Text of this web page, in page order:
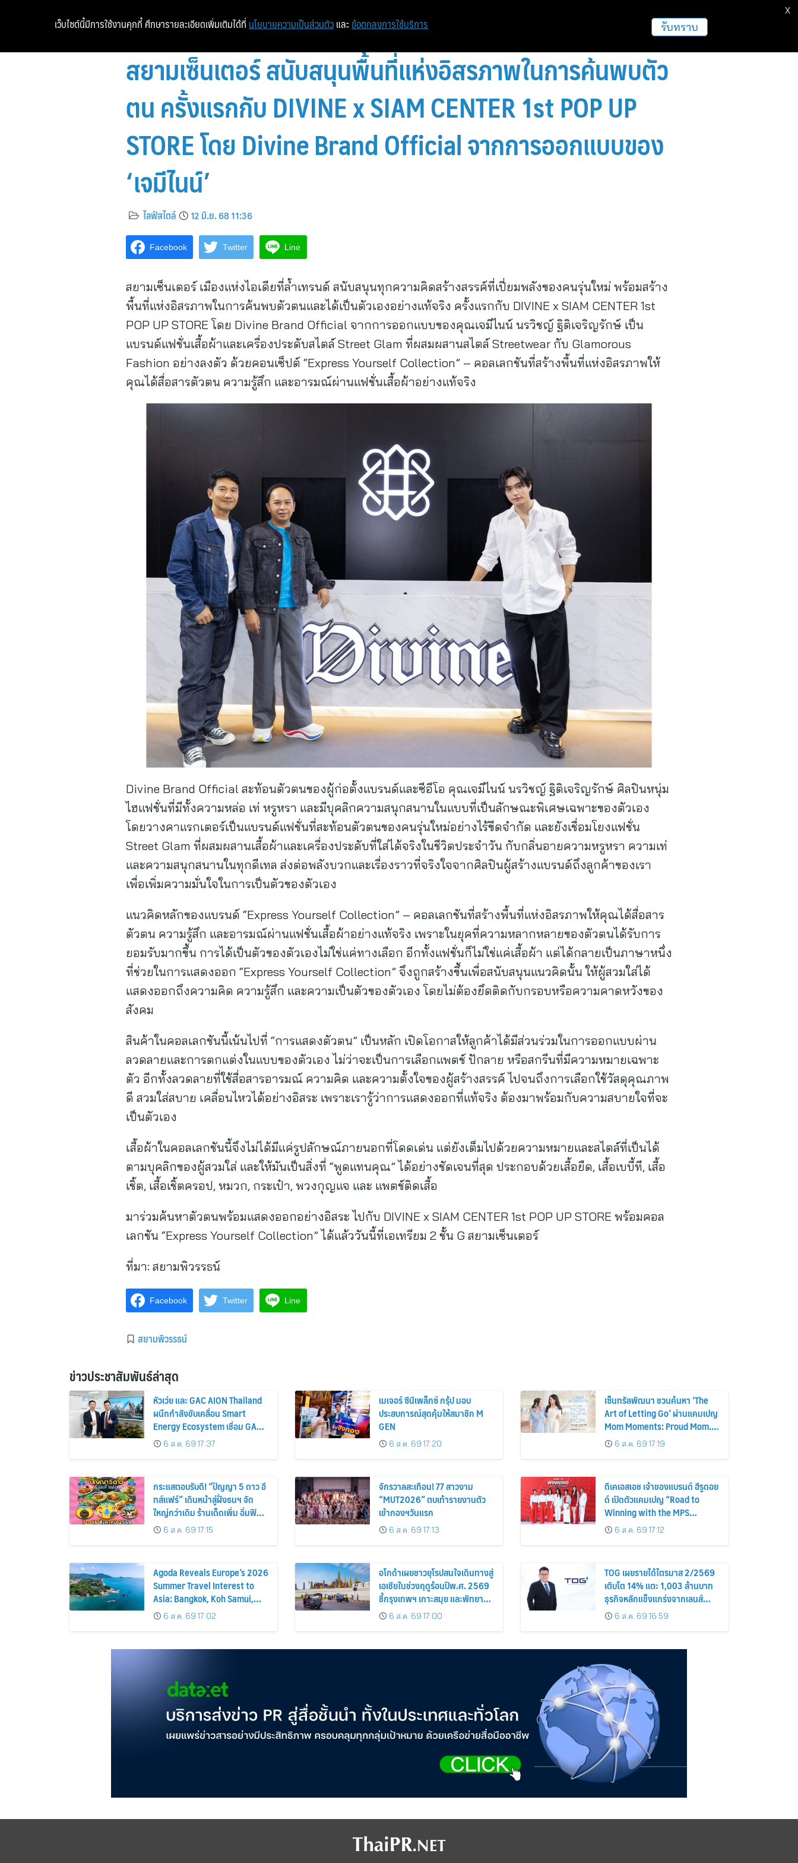
หน้าแรก ท่องเที่ยว ฝากข่าวประชาสัมพันธ์
สยามเซ็นเตอร์ สนับสนุนพื้นที่แห่งอิสรภาพในการค้นพบตัว
ตน ครั้งแรกกับ DIVINE x SIAM CENTER 1st POP UP
STORE โดย Divine Brand Official จากการออกแบบของ
‘เจมีไนน์’
ไลฟ์สไตล์ 12 มิ.ย. 68 11:36
Facebook Twitter Line
สยามเซ็นเตอร์ เมืองแห่งไอเดียที่ล้ำเทรนด์ สนับสนุนทุกความคิดสร้างสรรค์ที่เปี่ยมพลังของคนรุ่นใหม่ พร้อมสร้าง
พื้นที่แห่งอิสรภาพในการค้นพบตัวตนและได้เป็นตัวเองอย่างแท้จริง ครั้งแรกกับ DIVINE x SIAM CENTER 1st
POP UP STORE โดย Divine Brand Official จากการออกแบบของคุณเจมีไนน์ นรวิชญ์ ฐิติเจริญรักษ์ เป็น
แบรนด์แฟชั่นเสื้อผ้าและเครื่องประดับสไตล์ Street Glam ที่ผสมผสานสไตล์ Streetwear กับ Glamorous
Fashion อย่างลงตัว ด้วยคอนเซ็ปต์ “Express Yourself Collection” – คอลเลกชันที่สร้างพื้นที่แห่งอิสรภาพให้
คุณได้สื่อสารตัวตน ความรู้สึก และอารมณ์ผ่านแฟชั่นเสื้อผ้าอย่างแท้จริง
Divine Brand Official สะท้อนตัวตนของผู้ก่อตั้งแบรนด์และซีอีโอ คุณเจมีไนน์ นรวิชญ์ ฐิติเจริญรักษ์ ศิลปินหนุ่ม
ไฮแฟชั่นที่มีทั้งความหล่อ เท่ หรูหรา และมีบุคลิกความสนุกสนานในแบบที่เป็นลักษณะพิเศษเฉพาะของตัวเอง
โดยวางคาแรกเตอร์เป็นแบรนด์แฟชั่นที่สะท้อนตัวตนของคนรุ่นใหม่อย่างไร้ขีดจำกัด และยังเชื่อมโยงแฟชั่น
Street Glam ที่ผสมผสานเสื้อผ้าและเครื่องประดับที่ใส่ได้จริงในชีวิตประจำวัน กับกลิ่นอายความหรูหรา ความเท่
และความสนุกสนานในทุกดีเทล ส่งต่อพลังบวกและเรื่องราวที่จริงใจจากศิลปินผู้สร้างแบรนด์ถึงลูกค้าของเรา
เพื่อเพิ่มความมั่นใจในการเป็นตัวของตัวเอง
แนวคิดหลักของแบรนด์ “Express Yourself Collection” – คอลเลกชันที่สร้างพื้นที่แห่งอิสรภาพให้คุณได้สื่อสาร
ตัวตน ความรู้สึก และอารมณ์ผ่านแฟชั่นเสื้อผ้าอย่างแท้จริง เพราะในยุคที่ความหลากหลายของตัวตนได้รับการ
ยอมรับมากขึ้น การได้เป็นตัวของตัวเองไม่ใช่แค่ทางเลือก อีกทั้งแฟชั่นก็ไม่ใช่แค่เสื้อผ้า แต่ได้กลายเป็นภาษาหนึ่ง
ที่ช่วยในการแสดงออก “Express Yourself Collection” จึงถูกสร้างขึ้นเพื่อสนับสนุนแนวคิดนั้น ให้ผู้สวมใส่ได้
แสดงออกถึงความคิด ความรู้สึก และความเป็นตัวของตัวเอง โดยไม่ต้องยึดติดกับกรอบหรือความคาดหวังของ
สังคม
สินค้าในคอลเลกชันนี้เน้นไปที่ “การแสดงตัวตน” เป็นหลัก เปิดโอกาสให้ลูกค้าได้มีส่วนร่วมในการออกแบบผ่าน
ลวดลายและการตกแต่งในแบบของตัวเอง ไม่ว่าจะเป็นการเลือกแพตช์ ปักลาย หรือสกรีนที่มีความหมายเฉพาะ
ตัว อีกทั้งลวดลายที่ใช้สื่อสารอารมณ์ ความคิด และความตั้งใจของผู้สร้างสรรค์ ไปจนถึงการเลือกใช้วัสดุคุณภาพ
ดี สวมใส่สบาย เคลื่อนไหวได้อย่างอิสระ เพราะเรารู้ว่าการแสดงออกที่แท้จริง ต้องมาพร้อมกับความสบายใจที่จะ
เป็นตัวเอง
เสื้อผ้าในคอลเลกชันนี้จึงไม่ได้มีแค่รูปลักษณ์ภายนอกที่โดดเด่น แต่ยังเต็มไปด้วยความหมายและสไตล์ที่เป็นได้
ตามบุคลิกของผู้สวมใส่ และให้มันเป็นสิ่งที่ “พูดแทนคุณ” ได้อย่างชัดเจนที่สุด ประกอบด้วยเสื้อยืด, เสื้อเบบี้ที, เสื้อ
เชิ้ต, เสื้อเชิ้ตครอป, หมวก, กระเป๋า, พวงกุญแจ และ แพตช์ติดเสื้อ
มาร่วมค้นหาตัวตนพร้อมแสดงออกอย่างอิสระ ไปกับ DIVINE x SIAM CENTER 1st POP UP STORE พร้อมคอล
เลกชัน “Express Yourself Collection” ได้แล้ววันนี้ที่เอเทรียม 2 ชั้น G สยามเซ็นเตอร์
ที่มา: สยามพิวรรธน์
Facebook Twitter Line
สยามพิวรรธน์
ข่าวประชาสัมพันธ์ล่าสุด
หัวเว่ย และ GAC AION Thailand
ผนึกกำลังขับเคลื่อน Smart
Energy Ecosystem เชื่อม GAC
GN8 PHEV รถยนต์ MPV ระดับ
พรีเมียม เข้ากับพลังงานแสง
6 ส.ค. 69 17:37
เมเจอร์ ซีนีเพล็กซ์ กรุ้ป มอบ
ประสบการณ์สุดคุ้มให้สมาชิก M
GEN
6 ส.ค. 69 17:20
เซ็นทรัลพัฒนา ชวนค้นหา ‘The
Art of Letting Go’ ผ่านแคมเปญ
Mom Moments: Proud Mom.
Proud of My Mom.
6 ส.ค. 69 17:19
กระแสตอบรับดี! “ปัญญา 5 ดาว อี
ทส์แฟร์” เดินหน้าสู่ฝั่งธนฯ จัด
ใหญ่กว่าเดิม ร้านเด็ดเพิ่ม อิ่มฟิน
10 วันเต็ม!
6 ส.ค. 69 17:15
จักรวาลสะเทือน! 77 สาวงาม
“MUT2026” ตบเท้ารายงานตัว
เข้ากองฯวันแรก
6 ส.ค. 69 17:13
ดีเคเอสเอช เจ้าของแบรนด์ ฮีรูดอย
ด์ เปิดตัวแคมเปญ “Road to
Winning with the MPS
Science”
6 ส.ค. 69 17:12
Agoda Reveals Europe’s 2026
Summer Travel Interest to
Asia: Bangkok, Koh Samui,
and Pattaya Among the Top
Cities
6 ส.ค. 69 17:02
อโกด้าเผยชาวยุโรปสนใจเดินทางสู่
เอเชียในช่วงฤดูร้อนปีพ.ศ. 2569
ชี้กรุงเทพฯ เกาะสมุย และพัทยา
ติดอันดับเมืองยอดนิยม
6 ส.ค. 69 17:00
TOG เผยรายได้ไตรมาส 2/2569
เติบโต 14% แตะ 1,003 ล้านบาท
ธุรกิจหลักแข็งแกร่งจากเลนส์
มูลค่าเพิ่ม และการขยายตลาดต่าง
ประเทศ พร้อมเดินหน้าลงทุนเพื่อ
6 ส.ค. 69 16:59
เว็บไซต์นี้มีการใช้งานคุกกี้ ศึกษารายละเอียดเพิ่มเติมได้ที่ นโยบายความเป็นส่วนตัว และ ข้อตกลงการใช้บริการ รับทราบ
X